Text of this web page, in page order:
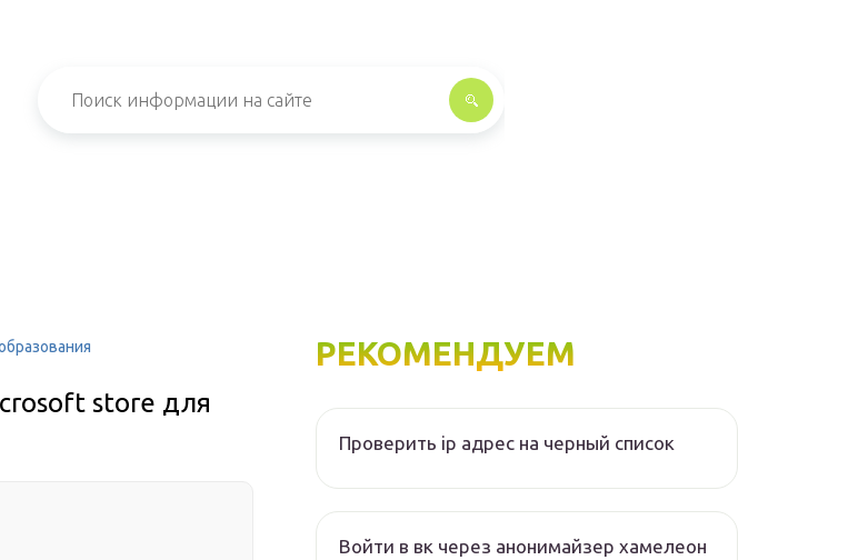
store для
РЕКОМЕНДУЕМ
Проверить ip адрес на черный список
Войти в вк через анонимайзер хамелеон